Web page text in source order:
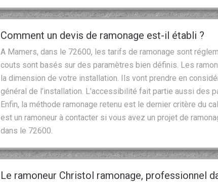
Comment un devis de ramonage est-il établi ?
A Mamers, dans le 72600, les tarifs de ramonage sont
couts sont basés sur des paramètres bien définis. Les
la dimension de votre installation. Ils vont prendre en
général de l’installation. L’accessibilité fait partie aussi des
Enfin, la méthode ramonage retenu est le dernier critère du
est un ramoneur à contacter si vous avez un projet de
dans le 72600.
Le ramoneur Christol ramonage, professionnel